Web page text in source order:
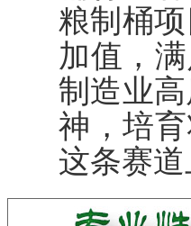
粮制桶
加值，
制造业
神，培
这条赛